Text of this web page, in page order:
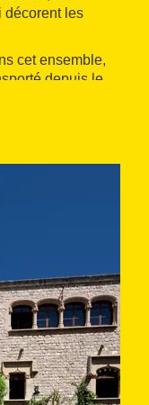
décorent les
cet ensemble,
depuis le
collection
festival de
qu’il s’agisse
sociaux. Il est
et le troisième